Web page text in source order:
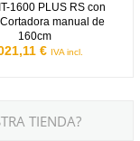
1600 PLUS RS con
manual de
160cm
€ IVA incl.
TIENDA?